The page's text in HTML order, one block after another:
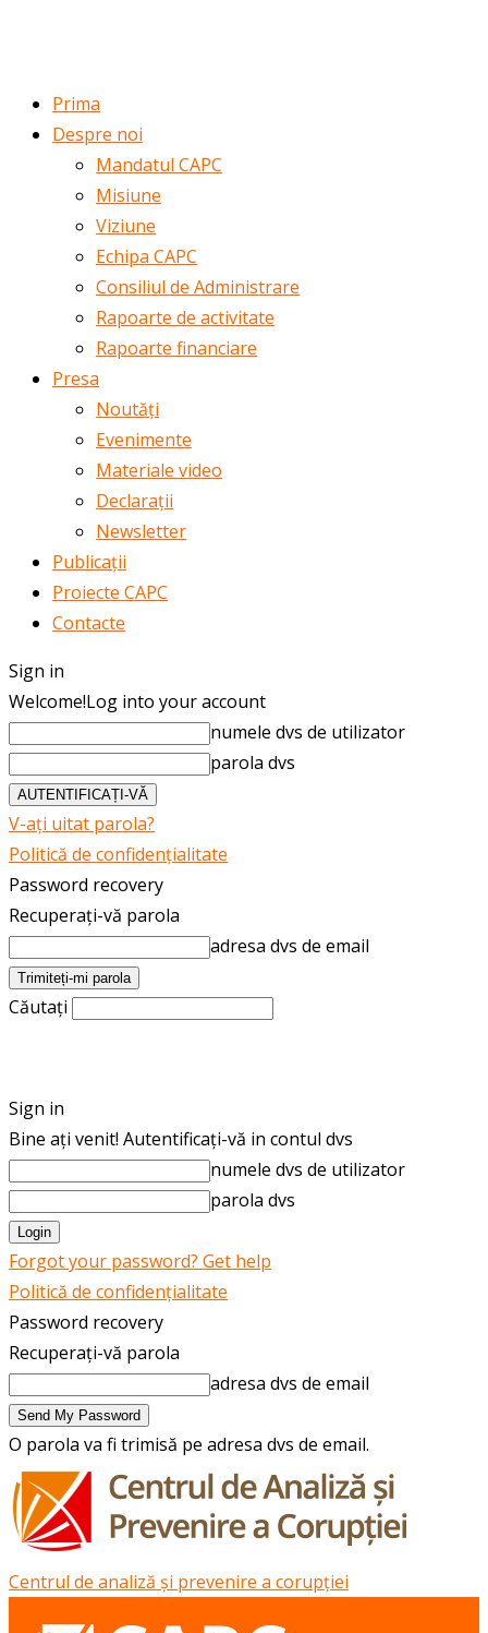
Prima
Despre noi
Mandatul CAPC
Misiune
Viziune
Echipa CAPC
Consiliul de Administrare
Rapoarte de activitate
Rapoarte financiare
Presa
Noutăți
Evenimente
Materiale video
Declarații
Newsletter
Publicații
Proiecte CAPC
Contacte
Sign in
Welcome!Log into your account
numele dvs de utilizator
parola dvs
V-ați uitat parola?
Politică de confidențialitate
Password recovery
Recuperați-vă parola
adresa dvs de email
Căutați
Sign in
Bine ați venit! Autentificați-vă in contul dvs
numele dvs de utilizator
parola dvs
Forgot your password? Get help
Politică de confidențialitate
Password recovery
Recuperați-vă parola
adresa dvs de email
O parola va fi trimisă pe adresa dvs de email.
Centrul de analiză și prevenire a corupției